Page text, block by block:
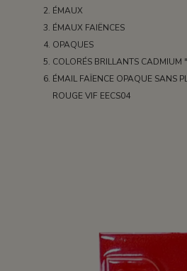
ÉMAUX
ÉMAUX FAIËNCES
OPAQUES
COLORÉS BRILLANTS CADMIUM
ÉMAIL FAÏENCE OPAQUE SANS
ROUGE VIF EECS04